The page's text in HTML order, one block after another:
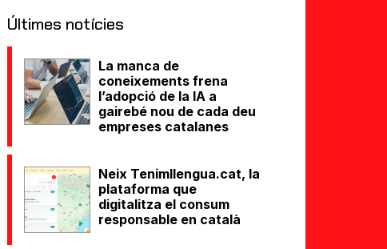
Últimes notícies
La manca de
coneixements frena
l’adopció de la IA a
gairebé nou de cada deu
empreses catalanes
Neix Tenimllengua.cat, la
plataforma que
digitalitza el consum
responsable en català